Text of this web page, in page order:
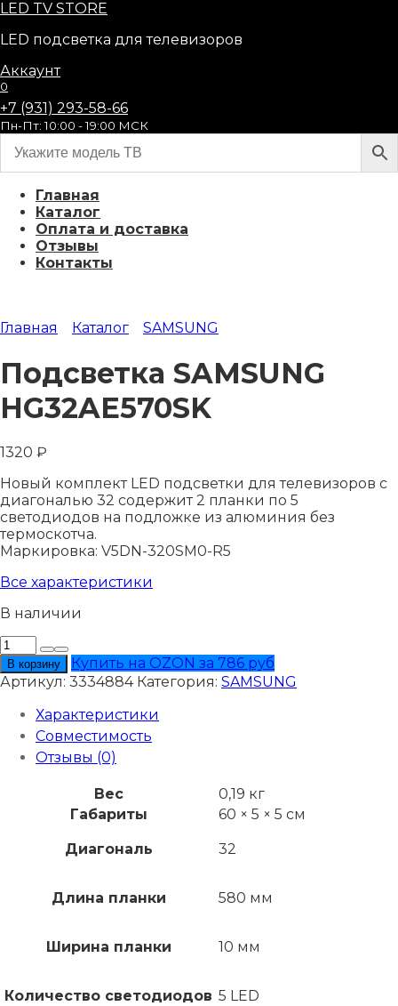
Перейти
содержанию
LED TV STORE
LED подсветка для телевизоров
Аккаунт
0
+7 (931) 293-58-66
Пн-Пт: 10:00 - 19:00 МСК
Главная
Каталог
Оплата и доставка
Отзывы
Контакты
Главная Каталог SAMSUNG
Подсветка SAMSUNG
HG32AE570SK
1320 ₽
Новый комплект LED подсветки для телевизоров с
диагональю 32 содержит 2 планки по 5
светодиодов на подложке из алюминия без
термоскотча.
Маркировка: V5DN-320SM0-R5
Все характеристики
В наличии
Количество
товара
Подсветка
SAMSUNG
HG32AE570SK
В корзину
Купить на OZON за 786 руб
Артикул: 3334884 Категория: SAMSUNG
Характеристики
Совместимость
Отзывы (0)
Вес
0,19 кг
Габариты
60 × 5 × 5 см
Диагональ 32
Длина планки 580 мм
Ширина планки 10 мм
Количество светодиодов 5 LED